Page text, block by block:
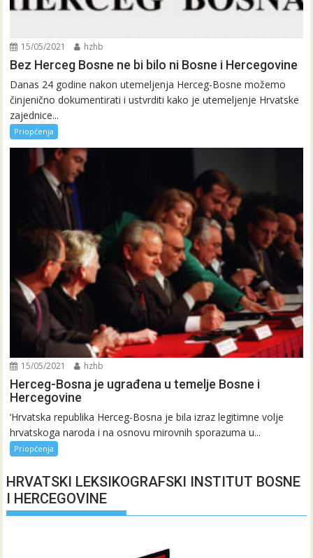
15/05/2021 hzhb
Bez Herceg Bosne ne bi bilo ni Bosne i Hercegovine
Danas 24 godine nakon utemeljenja Herceg-Bosne možemo
činjenično dokumentirati i ustvrditi kako je utemeljenje Hrvatske
zajednice...
Priopćenja
15/05/2021 hzhb
Herceg-Bosna je ugrađena u temelje Bosne i
Hercegovine
‘Hrvatska republika Herceg-Bosna je bila izraz legitimne volje
hrvatskoga naroda i na osnovu mirovnih sporazuma u...
Priopćenja
HRVATSKI LEKSIKOGRAFSKI INSTITUT BOSNE
I HERCEGOVINE